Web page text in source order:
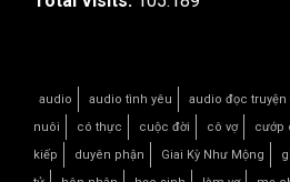
audio audio tình yêu audio đọc truyện
nuôi
có thực cuộc đời cô vợ cướp
kiếp
duyên phận Giai Kỳ Như Mộng